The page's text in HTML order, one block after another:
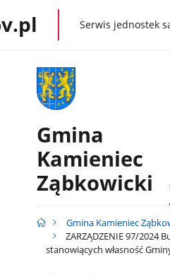
gov.plSerwis jednostek
Gmina
Kamieniec
Ząbkowicki
Gmina Kamieniec
ZARZĄDZENIE 97/2024
stanowiących własność